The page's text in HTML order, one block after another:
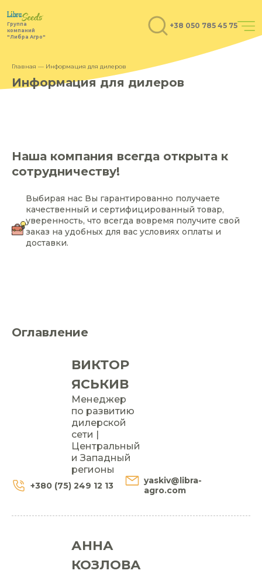
Группа
компаний
"Либра Агро"
+38 050 785 45 75
Главная — Информация для дилеров
Информация для дилеров
Наша компания всегда открыта к
сотрудничеству!
Выбирая нас Вы гарантированно получаете
качественный и сертифицированный товар,
уверенность, что всегда вовремя получите свой
заказ на удобных для вас условиях оплаты и
доставки.
Оглавление
ВИКТОР
ЯСЬКИВ
Менеджер
по развитию
дилерской
сети |
Центральный
и Западный
регионы
+380 (75) 249 12 13
yaskiv@libra-
agro.com
АННА
КОЗЛОВА